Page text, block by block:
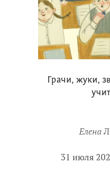
Грачи, жуки,
Елена
31 июля